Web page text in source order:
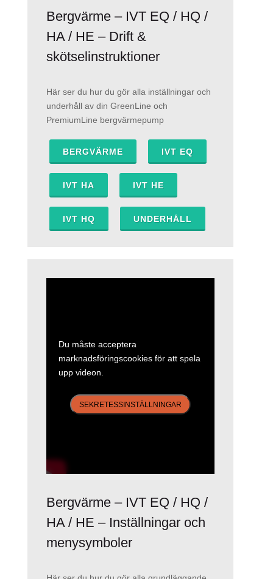
Bergvärme – IVT EQ / HQ /
HA / HE – Drift &
skötselinstruktioner
Här ser du hur du gör alla inställningar och
underhåll av din GreenLine och
PremiumLine bergvärmepump
BERGVÄRME IVT EQ
IVT HA IVT HE
IVT HQ UNDERHÅLL
Du måste acceptera
marknadsföringscookies för att spela
upp videon.
SEKRETESSINSTÄLLNINGAR
Bergvärme – IVT EQ / HQ /
HA / HE – Inställningar och
menysymboler